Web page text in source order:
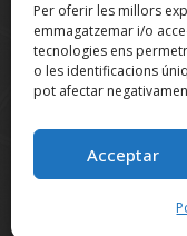
Per oferir les millors
emmagatzemar i/o
tecnologies ens
o les identificacions
pot afectar
Acceptar